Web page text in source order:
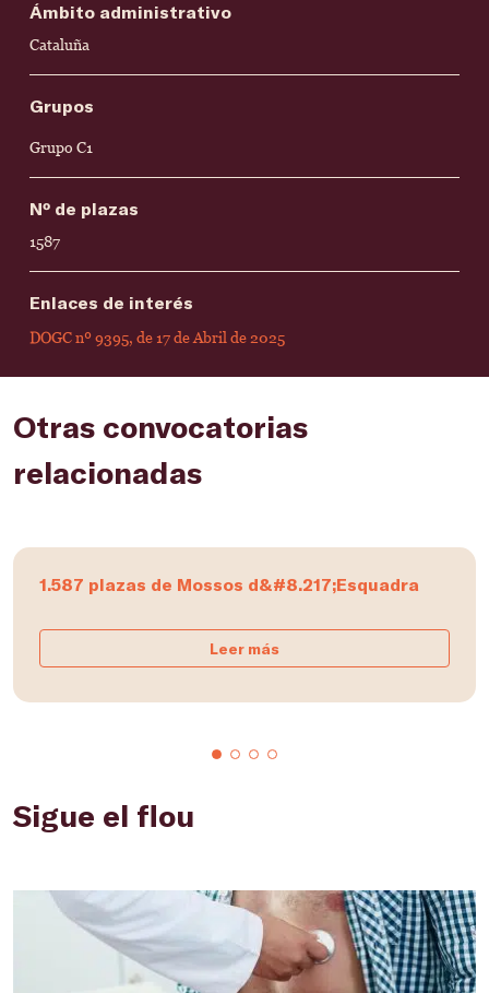
Ámbito administrativo
Cataluña
Grupos
Grupo C1
Nº de plazas
1587
Enlaces de interés
DOGC nº 9395, de 17 de Abril de 2025
Otras convocatorias
relacionadas
1.587 plazas de Mossos d&#8.217;Esquadra
Leer más
Sigue el flou